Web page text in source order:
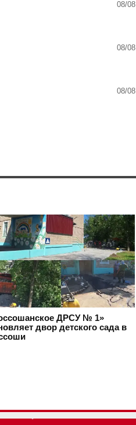
08/08
08/08
08/08
ДРСУ № 1»
двор детского сада в